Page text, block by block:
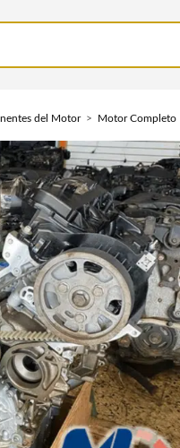
del Motor Motor Completo